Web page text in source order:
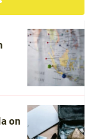
on